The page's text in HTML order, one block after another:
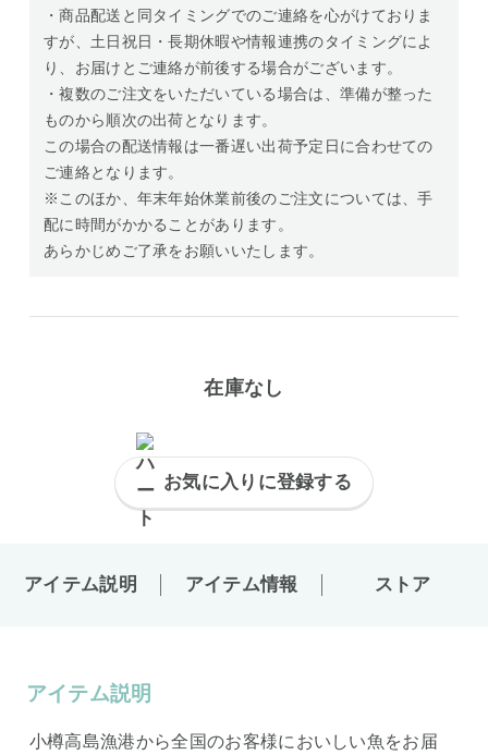
・商品配送と同タイミングでのご連絡を心がけておりま
すが、土日祝日・長期休暇や情報連携のタイミングによ
り、お届けとご連絡が前後する場合がございます。
・複数のご注文をいただいている場合は、準備が整った
ものから順次の出荷となります。
この場合の配送情報は一番遅い出荷予定日に合わせての
ご連絡となります。
※このほか、年末年始休業前後のご注文については、手
配に時間がかかることがあります。
あらかじめご了承をお願いいたします。
在庫なし
お気に入りに登録する
アイテム説明 アイテム情報 ストア
アイテム説明
小樽高島漁港から全国のお客様においしい魚をお届